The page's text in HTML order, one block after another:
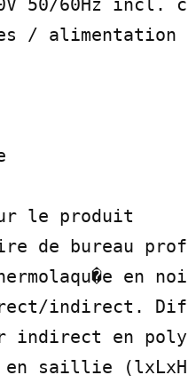
50/60Hz
/
le produit
de bureau
en
indirect.
indirect en
en saillie